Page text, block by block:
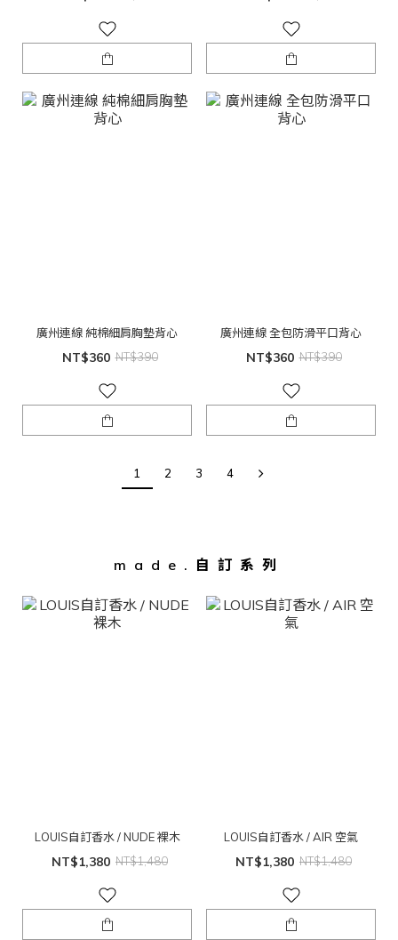
廣州連線 純棉細肩胸墊背心
NT$360 NT$390
廣州連線 全包防滑平口背心
NT$360 NT$390
1 2 3 4
made.自訂系列
LOUIS自訂香水 / NUDE 裸木
NT$1,380 NT$1,480
LOUIS自訂香水 / AIR 空氣
NT$1,380 NT$1,480